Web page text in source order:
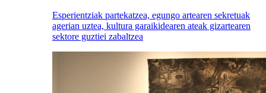
Esperientziak partekatzea, egungo artearen sekretuak
agerian uztea, kultura garaikidearen ateak gizartearen
sektore guztiei zabaltzea